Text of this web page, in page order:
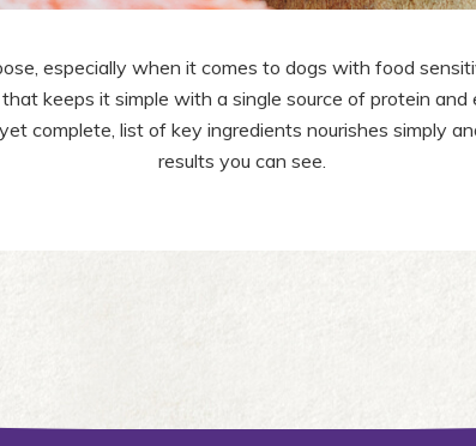
especially when it comes to dogs with food
keeps it simple with a single source of protein
complete, list of key ingredients nourishes simply
results you can see.